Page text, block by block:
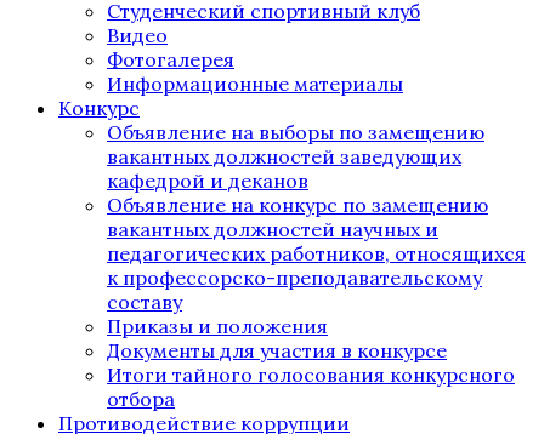
Студенческий спортивный клуб
Видео
Фотогалерея
Информационные материалы
Конкурс
Объявление на выборы по замещению
вакантных должностей заведующих
кафедрой и деканов
Объявление на конкурс по замещению
вакантных должностей научных и
педагогических работников, относящихся
к профессорско-преподавательскому
составу
Приказы и положения
Документы для участия в конкурсе
Итоги тайного голосования конкурсного
отбора
Противодействие коррупции